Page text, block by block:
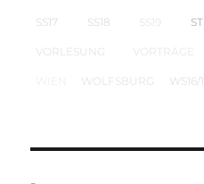
SS17 SS18 SS19
VORLESUNG VORTRÄGE
WOLFSBURG WS16/